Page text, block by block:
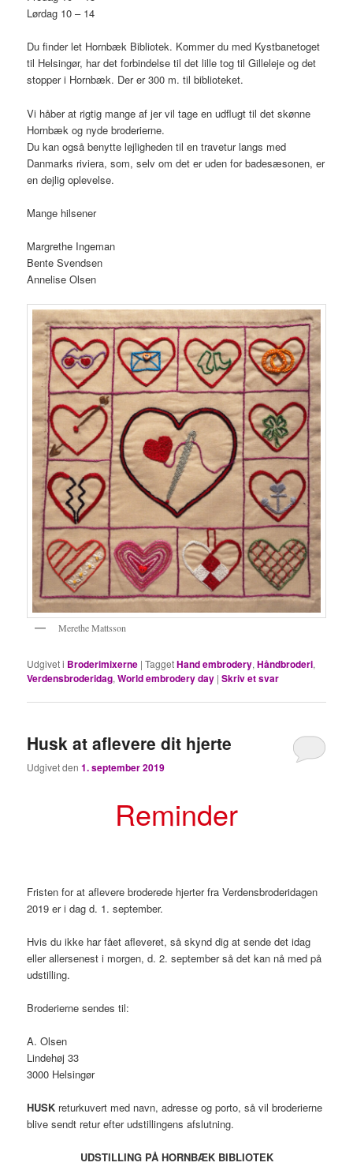
Lørdag 10 – 14
Du finder let Hornbæk Bibliotek. Kommer du med Kystbanetoget
til Helsingør, har det forbindelse til det lille tog til Gilleleje og det
stopper i Hornbæk. Der er 300 m. til biblioteket.
Vi håber at rigtig mange af jer vil tage en udflugt til det skønne
Hornbæk og nyde broderierne.
Du kan også benytte lejligheden til en travetur langs med
Danmarks riviera, som, selv om det er uden for badesæsonen, er
en dejlig oplevelse.
Mange hilsener
Margrethe Ingeman
Bente Svendsen
Annelise Olsen
Merethe Mattsson
Udgivet i Broderimixerne |TaggetHand embrodery,Håndbroderi,
Verdensbroderidag,World embrodery day |Skriv et svar
Husk at aflevere dit hjerte
Udgivet den1. september 2019
Reminder
Fristen for at aflevere broderede hjerter fra Verdensbroderidagen
2019 er i dag d. 1. september.
Hvis du ikke har fået afleveret, så skynd dig at sende det idag
eller allersenest i morgen, d. 2. september så det kan nå med på
udstilling.
Broderierne sendes til:
A. Olsen
Lindehøj 33
3000 Helsingør
HUSK returkuvert med navn, adresse og porto, så vil broderierne
blive sendt retur efter udstillingens afslutning.
UDSTILLING PÅ HORNBÆK BIBLIOTEK